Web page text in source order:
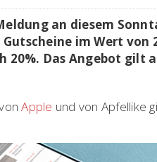
an diesem
Gutscheine im Wert von
20%. Das Angebot gilt
Apple und von Apfellike